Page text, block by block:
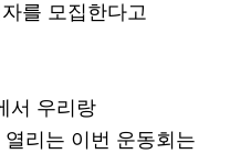
를 모집한다고
서 우리랑
리는 이번 운동회는